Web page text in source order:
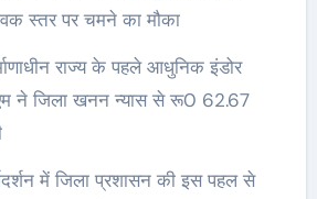
स्तर पर चमने का मौका
राज्य के पहले आधुनिक इंडोर
ने जिला खनन न्यास से रू0 62.67
में जिला प्रशासन की इस पहल से